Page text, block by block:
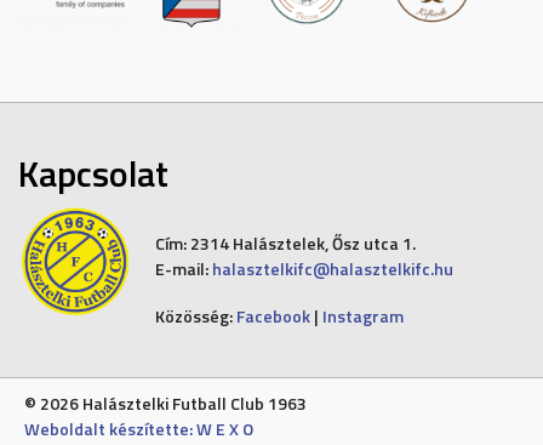
Kapcsolat
Cím:2314 Halásztelek, Ősz utca 1.
E-mail: halasztelkifc@halasztelkifc.hu
Közösség: Facebook| Instagram
© 2026 Halásztelki Futball Club 1963
Weboldalt készítette: W E X O